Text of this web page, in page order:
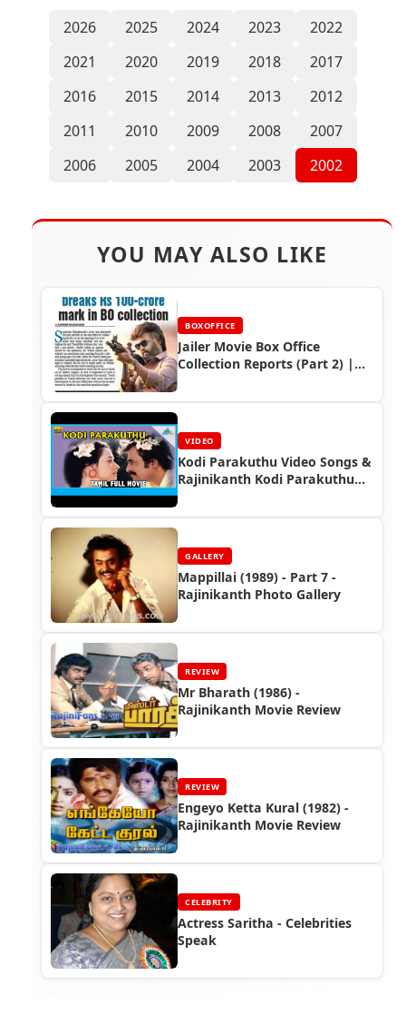
2026 2025 2024 2023
2022
2021
2020 2019 2018
2017
2016
2015 2014 2013
2012
2011
2010 2009 2008
2007
2006
2005 2004 2003 2002
YOU MAY ALSO LIKE
BOXOFFICE
Jailer Movie Box Office
Collection Reports (Part 2) |
Hit
VIDEO
Kodi Parakuthu Video Songs &
Rajinikanth Kodi Parakuthu
GALLERY
Mappillai (1989) - Part 7 -
Rajinikanth Photo Gallery
REVIEW
Mr Bharath (1986) -
Rajinikanth Movie Review
REVIEW
Engeyo Ketta Kural (1982) -
Rajinikanth Movie Review
CELEBRITY
Actress Saritha - Celebrities
Speak